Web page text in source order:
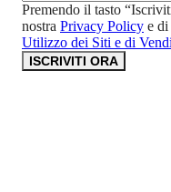
Premendo il tasto
nostra Privacy Policy e di
Utilizzo dei Siti e di
ISCRIVITI ORA